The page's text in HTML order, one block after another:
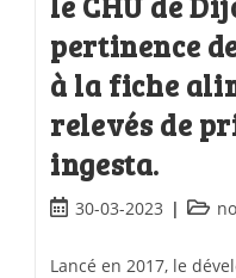
pertinence
à la fiche
relevés de
ingesta.
30-03-2023
Lancé en 2017, le